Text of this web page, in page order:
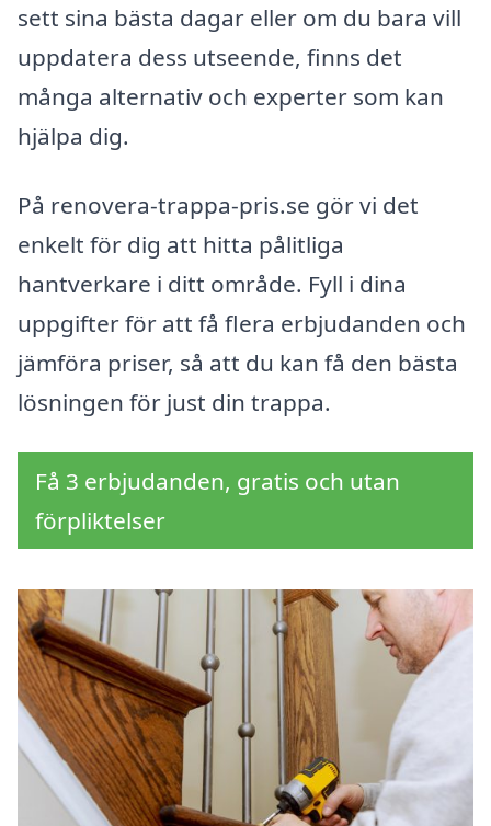
sett sina bästa dagar eller om du bara vill
uppdatera dess utseende, finns det
många alternativ och experter som kan
hjälpa dig.
På renovera-trappa-pris.se gör vi det
enkelt för dig att hitta pålitliga
hantverkare i ditt område. Fyll i dina
uppgifter för att få flera erbjudanden och
jämföra priser, så att du kan få den bästa
lösningen för just din trappa.
Få 3 erbjudanden, gratis och utan
förpliktelser